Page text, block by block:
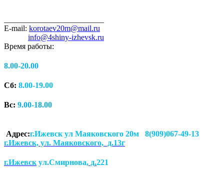
E-mail: korotaev20m@mail.ru
info@4shiny-izhevsk.ru
Время работы:
8.00-20.00
Сб: 8.00-19.00
Вс: 9.00-18.00
Адрес:г.Ижевск ул Маяковского 20м 8(909)067-49-13
г.Ижевск, ул. Маяковского, д.13г
г.Ижевск ул.Смирнова, д.221